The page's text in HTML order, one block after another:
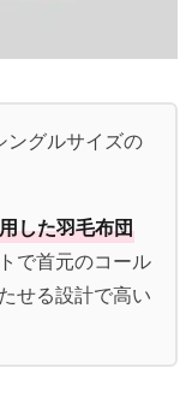
ングルサイズの
した羽毛布団
で首元のコール
せる設計で高い